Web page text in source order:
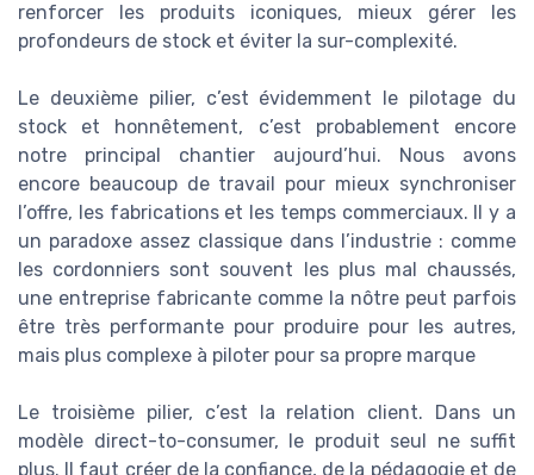
renforcer les produits iconiques, mieux gérer les
profondeurs de stock et éviter la sur-complexité.
Le deuxième pilier, c’est évidemment le pilotage du
stock et honnêtement, c’est probablement encore
notre principal chantier aujourd’hui. Nous avons
encore beaucoup de travail pour mieux synchroniser
l’offre, les fabrications et les temps commerciaux. Il y a
un paradoxe assez classique dans l’industrie : comme
les cordonniers sont souvent les plus mal chaussés,
une entreprise fabricante comme la nôtre peut parfois
être très performante pour produire pour les autres,
mais plus complexe à piloter pour sa propre marque
Le troisième pilier, c’est la relation client. Dans un
modèle direct-to-consumer, le produit seul ne suffit
plus. Il faut créer de la confiance, de la pédagogie et de